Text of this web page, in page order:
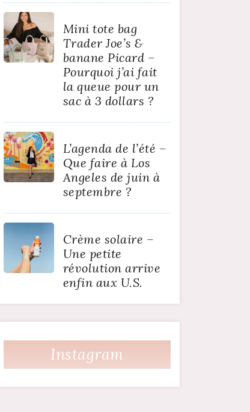
Mini tote bag
Trader Joe’s &
banane Picard –
Pourquoi j’ai fait
la queue pour un
sac à 3 dollars ?
L’agenda de l’été –
Que faire à Los
Angeles de juin à
septembre ?
Crème solaire –
Une petite
révolution arrive
enfin aux U.S.
Instagram